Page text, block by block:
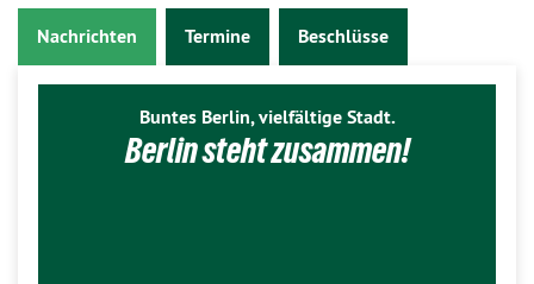
Nachrichten Termine Beschlüsse
Buntes Berlin, vielfältige Stadt.
Berlin steht zusammen!